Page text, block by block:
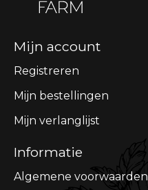
Mijn account
Registreren
Mijn bestellingen
Mijn verlanglijst
Informatie
Algemene voorwaarden